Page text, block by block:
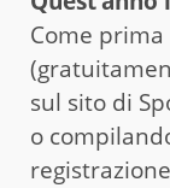
Come
sul sito di
o